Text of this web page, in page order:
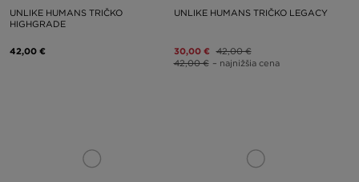
UNLIKE HUMANS TRIČKO
HIGHGRADE
42,00 €
UNLIKE HUMANS TRIČKO LEGACY
30,00 € 42,00 €
42,00 € – najnižšia cena